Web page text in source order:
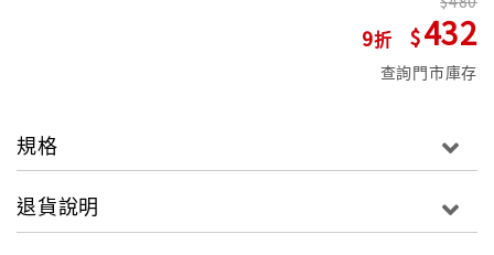
9 432
查詢門市庫存
規格
退貨說明